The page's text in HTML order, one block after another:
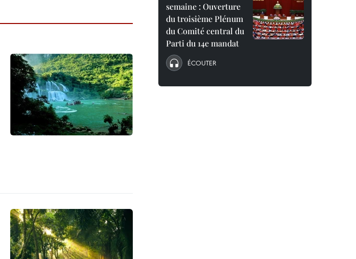
semaine : Ouverture
du troisième Plénum
du Comité central du
Parti du 14e mandat
ÉCOUTER